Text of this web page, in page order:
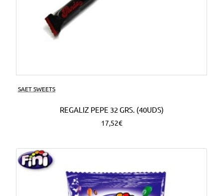
SAET SWEETS
REGALIZ PEPE 32 GRS. (40UDS)
17,52€